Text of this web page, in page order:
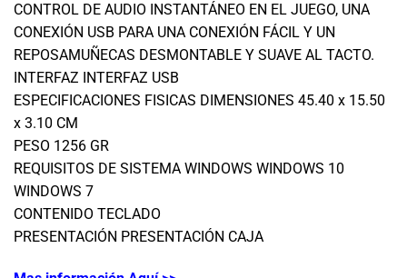
CONTROL DE AUDIO INSTANTÁNEO EN EL JUEGO, UNA
CONEXIÓN USB PARA UNA CONEXIÓN FÁCIL Y UN
REPOSAMUÑECAS DESMONTABLE Y SUAVE AL TACTO.
INTERFAZ INTERFAZ USB
ESPECIFICACIONES FISICAS DIMENSIONES 45.40 x 15.50
x 3.10 CM
PESO 1256 GR
REQUISITOS DE SISTEMA WINDOWS WINDOWS 10
WINDOWS 7
CONTENIDO TECLADO
PRESENTACIÓN PRESENTACIÓN CAJA